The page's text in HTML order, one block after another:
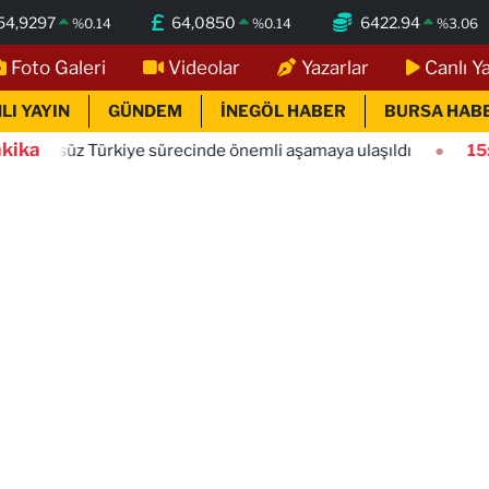
%0.14 64,0850 %0.14 6422.94 %3.06
Foto Galeri Videolar Yazarlar Canlı
YAYIN GÜNDEM İNEGÖL HABER BURSA
sürecinde önemli aşamaya ulaşıldı 15:56Gebze'e 5